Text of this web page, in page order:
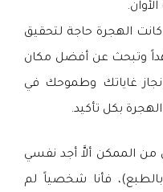
الهجرة حاجة لتحقيق
وتبحث عن أفضل مكان
غاياتك وطموحك في
بكل تأكيد.
الممكن ألاَّ أجد نفسي
فأنا شخصياً لم